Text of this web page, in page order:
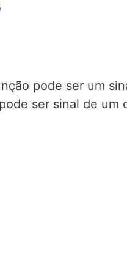
pode ser um
ser sinal de um